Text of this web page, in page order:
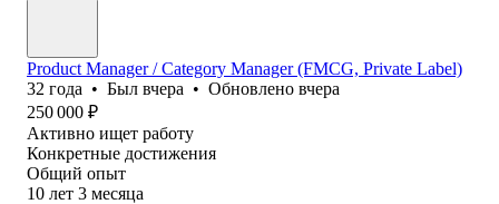
Product Manager / Category Manager (FMCG, Private Label)
32 года • Был вчера • Обновлено вчера
250 000 ₽
Активно ищет работу
Конкретные достижения
Общий опыт
10 лет 3 месяца